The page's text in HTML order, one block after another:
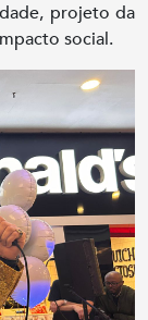
projeto da
social.